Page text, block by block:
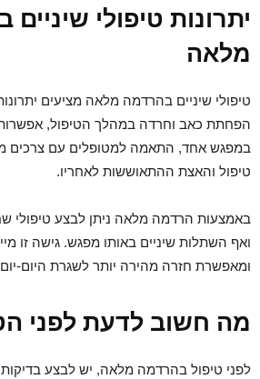
יתרונות טיפולי
מלאה
טיפולי שיניים בהרדמה מלאה מציעים
הפחתת כאב וחרדה במהלך הטיפול,
במפגש אחד, התאמה למטופלים עם צרכים
טיפול והאצת ההתאוששות לאחריו.
באמצעות הרדמה מלאה ניתן לבצע טיפולי
ואף השתלות שיניים באותו מפגש. גישה זו
ומאפשרת חזרה מהירה יותר לשגרת היום-
מה חשוב לדעת לפני
לפני טיפול בהרדמה מלאה, יש לבצע בדיקות